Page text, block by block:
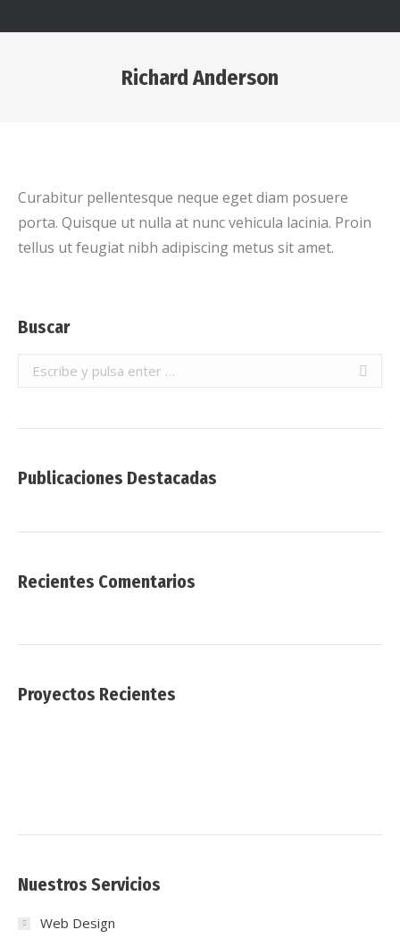
Richard Anderson
Curabitur pellentesque neque eget diam posuere
porta. Quisque ut nulla at nunc vehicula lacinia. Proin
tellus ut feugiat nibh adipiscing metus sit amet.
Buscar
Buscar:
Publicaciones Destacadas
Recientes Comentarios
Proyectos Recientes
Nuestros Servicios
Web Design